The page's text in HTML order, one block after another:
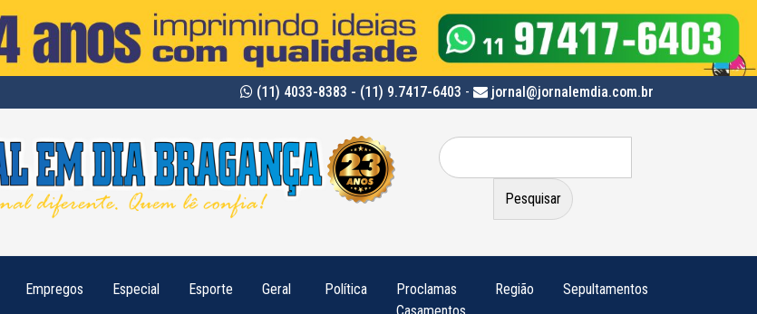
(11) 4033-8383 - (11) 9.7417-6403 - jornal@jornalemdia.com.br
Pesquisar
por:
Empregos Especial Esporte Geral Política
Proclamas
Região Sepultamentos